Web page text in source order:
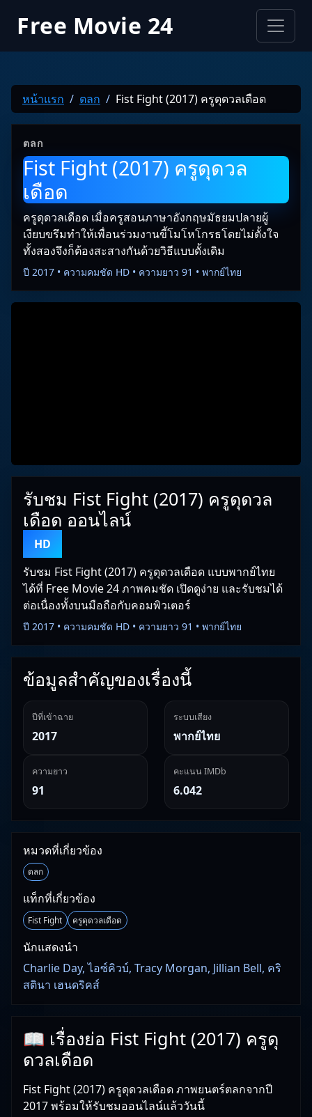
Free Movie 24
หน้าแรก ตลก Fist Fight (2017) ครูดุดวลเดือด
ตลก
Fist Fight (2017) ครูดุดวล
เดือด
ครูดุดวลเดือด เมื่อครูสอนภาษาอังกฤษมัธยมปลายผู้
เงียบขรึมทำให้เพื่อนร่วมงานขี้โมโหโกรธโดยไม่ตั้งใจ
ทั้งสองจึงก็ต้องสะสางกันด้วยวิธีแบบดั้งเดิม
ปี 2017 • ความคมชัด HD • ความยาว 91 • พากย์ไทย
รับชม Fist Fight (2017) ครูดุดวล
เดือด ออนไลน์
HD
รับชม Fist Fight (2017) ครูดุดวลเดือด แบบพากย์ไทย
ได้ที่ Free Movie 24 ภาพคมชัด เปิดดูง่าย และรับชมได้
ต่อเนื่องทั้งบนมือถือกับคอมพิวเตอร์
ปี 2017 • ความคมชัด HD • ความยาว 91 • พากย์ไทย
ข้อมูลสำคัญของเรื่องนี้
ปีที่เข้าฉาย
2017
ระบบเสียง
พากย์ไทย
ความยาว
91
คะแนน IMDb
6.042
หมวดที่เกี่ยวข้อง
ตลก
แท็กที่เกี่ยวข้อง
Fist Fight ครูดุดวลเดือด
นักแสดงนำ
Charlie Day, ไอซ์คิวบ์, Tracy Morgan, Jillian Bell, คริ
สตินา เฮนดริคส์
📖 เรื่องย่อ Fist Fight (2017) ครูดุ
ดวลเดือด
Fist Fight (2017) ครูดุดวลเดือด ภาพยนตร์ตลกจากปี
2017 พร้อมให้รับชมออนไลน์แล้ววันนี้